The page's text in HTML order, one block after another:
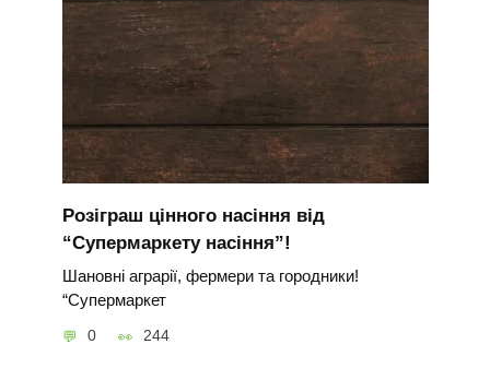
Розіграш цінного насіння від
“Супермаркету насіння”!
Шановні аграрії, фермери та городники!
“Супермаркет
0 244